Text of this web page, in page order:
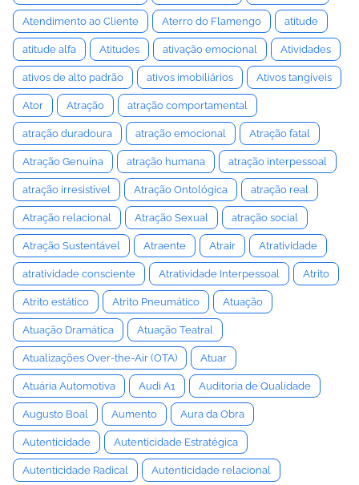
Atendimento ao Cliente Aterro do Flamengo atitude
atitude alfa Atitudes ativação emocional Atividades
ativos de alto padrão ativos imobiliários Ativos tangíveis
Ator Atração atração comportamental
atração duradoura atração emocional Atração fatal
Atração Genuína atração humana atração interpessoal
atração irresistível Atração Ontológica atração real
Atração relacional Atração Sexual atração social
Atração Sustentável Atraente Atrair Atratividade
atratividade consciente Atratividade Interpessoal Atrito
Atrito estático Atrito Pneumático Atuação
Atuação Dramática Atuação Teatral
Atualizações Over-the-Air (OTA) Atuar
Atuária Automotiva Audi A1 Auditoria de Qualidade
Augusto Boal Aumento Aura da Obra
Autenticidade Autenticidade Estratégica
Autenticidade Radical Autenticidade relacional